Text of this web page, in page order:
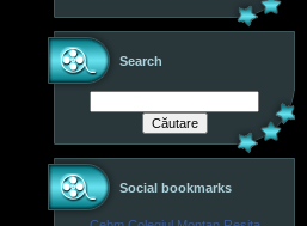
Search
Social bookmarks